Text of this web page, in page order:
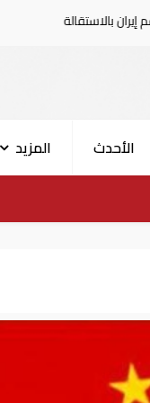
السعودية
الأحدث المزيد